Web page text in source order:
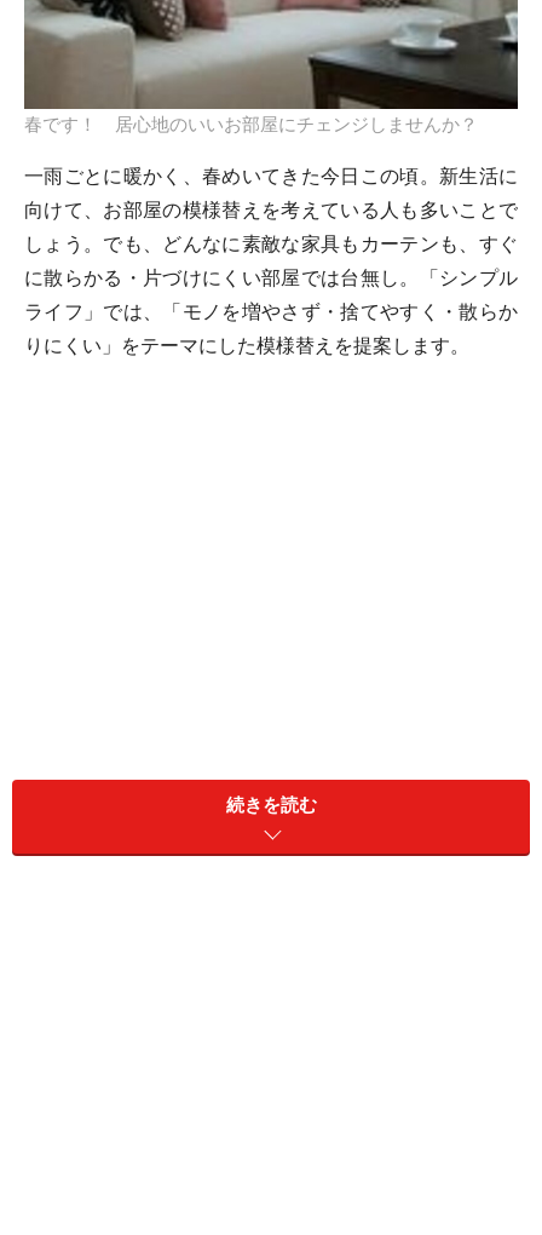
春です！ 居心地のいいお部屋にチェンジしませんか？
一雨ごとに暖かく、春めいてきた今日この頃。新生活に
向けて、お部屋の模様替えを考えている人も多いことで
しょう。でも、どんなに素敵な家具もカーテンも、すぐ
に散らかる・片づけにくい部屋では台無し。「シンプル
ライフ」では、「モノを増やさず・捨てやすく・散らか
りにくい」をテーマにした模様替えを提案します。
どうする？ 紙の資源ごみ
続きを読む